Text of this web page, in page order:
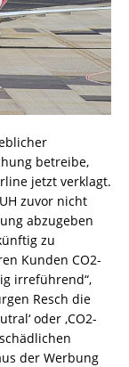
betreibe,
jetzt verklagt.
zuvor nicht
abzugeben
zu
Kunden CO2-
irreführend“,
Resch die
oder ‚CO2-
der Werbung